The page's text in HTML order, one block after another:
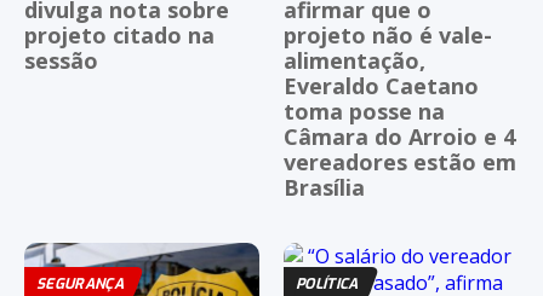
divulga nota sobre
projeto citado na
sessão
afirmar que o
projeto não é vale-
alimentação,
Everaldo Caetano
toma posse na
Câmara do Arroio e 4
vereadores estão em
Brasília
SEGURANÇA POLÍTICA